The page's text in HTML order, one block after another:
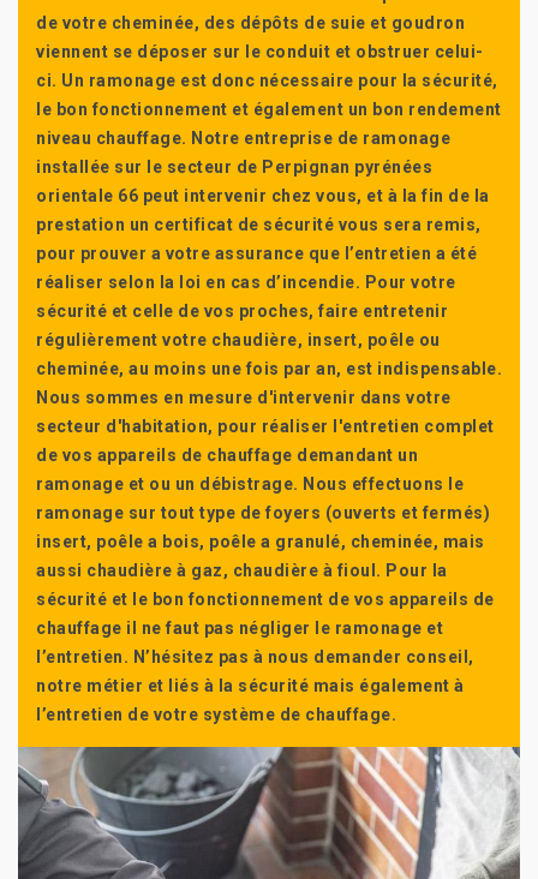
de votre cheminée, des dépôts de suie et goudron
viennent se déposer sur le conduit et obstruer celui-
ci. Un ramonage est donc nécessaire pour la sécurité,
le bon fonctionnement et également un bon rendement
niveau chauffage. Notre entreprise de ramonage
installée sur le secteur de Perpignan pyrénées
orientale 66 peut intervenir chez vous, et à la fin de la
prestation un certificat de sécurité vous sera remis,
pour prouver a votre assurance que l’entretien a été
réaliser selon la loi en cas d’incendie. Pour votre
sécurité et celle de vos proches, faire entretenir
régulièrement votre chaudière, insert, poêle ou
cheminée, au moins une fois par an, est indispensable.
Nous sommes en mesure d'intervenir dans votre
secteur d'habitation, pour réaliser l'entretien complet
de vos appareils de chauffage demandant un
ramonage et ou un débistrage. Nous effectuons le
ramonage sur tout type de foyers (ouverts et fermés)
insert, poêle a bois, poêle a granulé, cheminée, mais
aussi chaudière à gaz, chaudière à fioul. Pour la
sécurité et le bon fonctionnement de vos appareils de
chauffage il ne faut pas négliger le ramonage et
l’entretien. N’hésitez pas à nous demander conseil,
notre métier et liés à la sécurité mais également à
l’entretien de votre système de chauffage.